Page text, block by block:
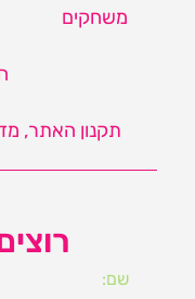
משחקים
תקנון האתר,